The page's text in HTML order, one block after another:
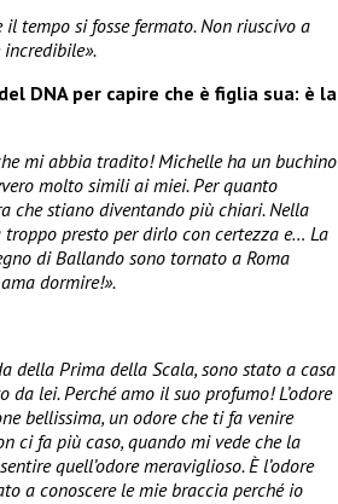
il tempo si fosse fermato. Non riuscivo a
incredibile».
DNA per capire che è figlia sua: è la
mi abbia tradito! Michelle ha un buchino
molto simili ai miei. Per quanto
che stiano diventando più chiari. Nella
presto per dirlo con certezza e… La
di Ballando sono tornato a Roma
dormire!».
della Prima della Scala, sono stato a casa
lei. Perché amo il suo profumo! L’odore
bellissima, un odore che ti fa venire
ci fa più caso, quando mi vede che la
quell’odore meraviglioso. È l’odore
a conoscere le mie braccia perché io